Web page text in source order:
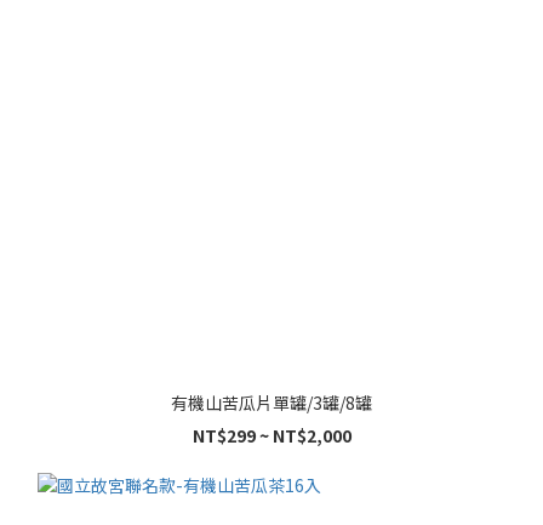
有機山苦瓜片單罐/3罐/8罐
NT$299 ~ NT$2,000